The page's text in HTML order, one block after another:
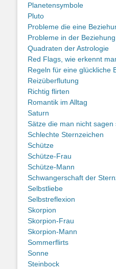
Planetensymbole
Pluto
Probleme die eine
Probleme in der Beziehung
Quadraten der Astrologie
Red Flags, wie erkennt
Regeln für eine glückliche
Reizüberflutung
Richtig flirten
Romantik im Alltag
Saturn
Sätze die man nicht sagen
Schlechte Sternzeichen
Schütze
Schütze-Frau
Schütze-Mann
Schwangerschaft der
Selbstliebe
Selbstreflexion
Skorpion
Skorpion-Frau
Skorpion-Mann
Sommerflirts
Sonne
Steinbock